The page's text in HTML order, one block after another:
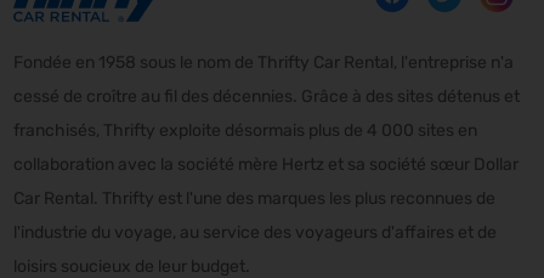
Fondée en 1958 sous le nom de Thrifty Car Rental, l'entreprise n'a
cessé de croître au fil des décennies. Grâce à des sites détenus et
franchisés, Thrifty exploite désormais plus de 4 000 sites en
collaboration avec la société mère Hertz et sa société sœur Dollar
Car Rental. Thrifty est l'une des marques les plus reconnues de
l'industrie du voyage, au service des voyageurs d'affaires et de
loisirs soucieux de leur budget.